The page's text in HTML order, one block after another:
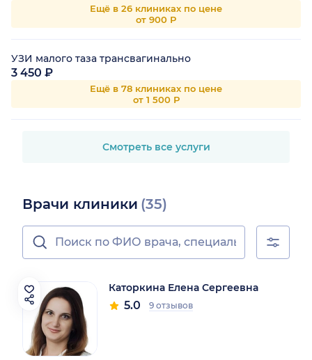
Ещё в 26 клиниках по цене
от 900 Р
УЗИ малого таза трансвагинально
3 450 ₽
Ещё в 78 клиниках по цене
от 1 500 Р
Смотреть все услуги
Врачи клиники (35)
Каторкина Елена Сергеевна
5.0 9 отзывов